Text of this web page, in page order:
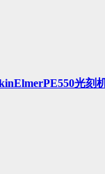
光刻